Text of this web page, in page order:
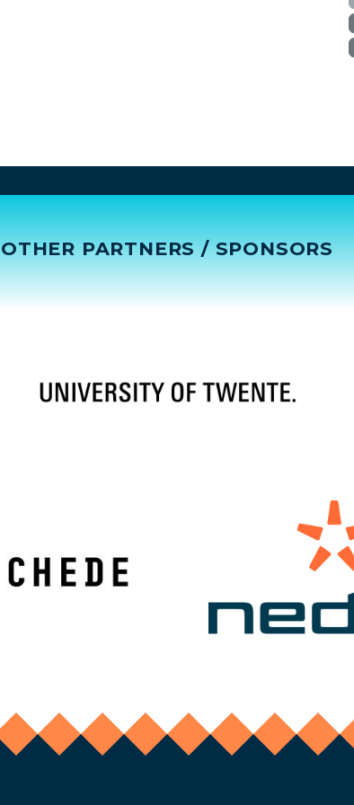
OTHER PARTNERS / SPONSORS